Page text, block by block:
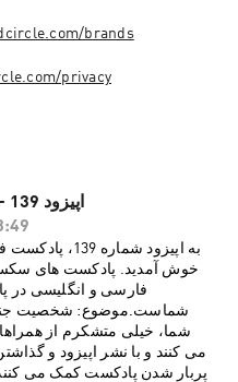
brands
privacy
اپیزود 139 - شخصیت جنسی
به اپیزود
خوش آمدید. پادکست های
فارسی و انگلیسی در
شماست.موضوع: شخصیت
شما، خیلی متشکرم از
می کنند و با نشر اپیزود و
پربار شدن پادکست کمک می